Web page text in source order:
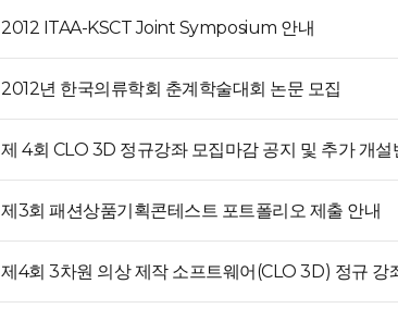
2012 ITAA-KSCT Joint Symposium 안내
2012년 한국의류학회 춘계학술대회 논문 모집
제 4회 CLO 3D 정규강좌 모집마감 공지 및 추가 개설
제3회 패션상품기획콘테스트 포트폴리오 제출 안내
제4회 3차원 의상 제작 소프트웨어(CLO 3D) 정규 강